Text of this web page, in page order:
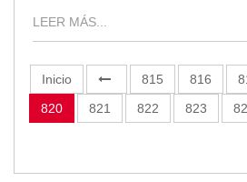
LEER MÁS...
Inicio 815 816
820
821 822 823